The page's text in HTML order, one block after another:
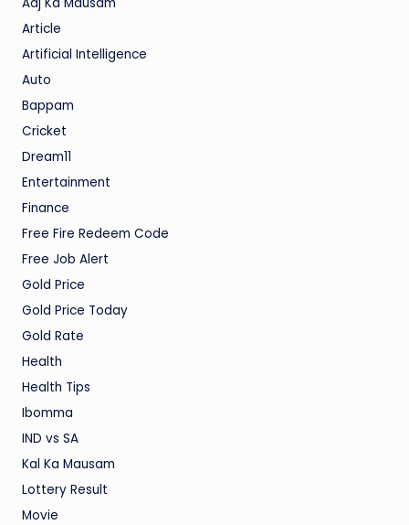
Article
Artificial Intelligence
Auto
Bappam
Cricket
Dream11
Entertainment
Finance
Free Fire Redeem Code
Free Job Alert
Gold Price
Gold Price Today
Gold Rate
Health
Health Tips
Ibomma
IND vs SA
Kal Ka Mausam
Lottery Result
Movie